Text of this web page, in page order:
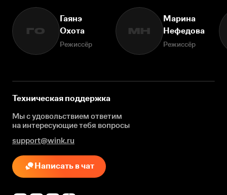
ГО
Гаянэ
Охота
Режиссёр
МН
Марина
Нефедова
Режиссёр
Техническая поддержка
Мы с удовольствием ответим
на интересующиетебя вопросы
support@wink.ru
Написать в чат